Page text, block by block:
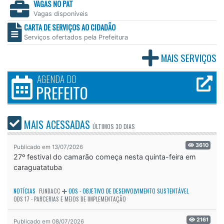
VAGAS NO PAT
Vagas disponíveis
CARTA DE SERVIÇOS AO CIDADÃO
Serviços ofertados pela Prefeitura
MAIS SERVIÇOS
AGENDA DO
PREFEITO
MAIS ACESSADAS ÚLTIMOS 30 DIAS
Publicado em 13/07/2026 3610
27º festival do camarão começa nesta quinta-feira em
caraguatatuba
NOTÍCIAS FUNDACC
ODS - OBJETIVO DE DESENVOLVIMENTO SUSTENTÁVEL
ODS 17 - PARCERIAS E MEIOS DE IMPLEMENTAÇÃO
Publicado em 08/07/2026 2161